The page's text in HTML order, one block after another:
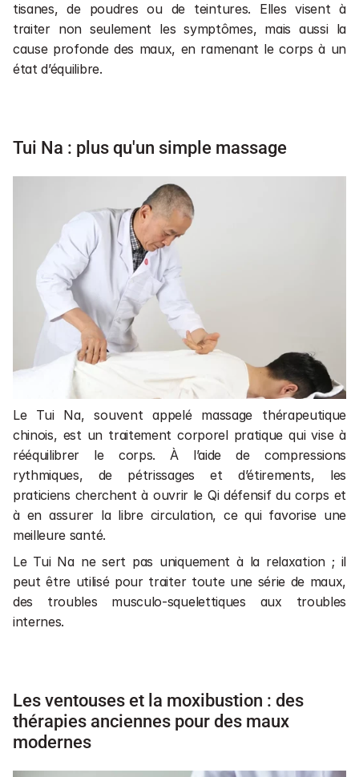
tisanes, de poudres ou de teintures. Elles visent à
traiter non seulement les symptômes, mais aussi la
cause profonde des maux, en ramenant le corps à un
état d’équilibre.
Tui Na : plus qu'un simple massage
Le Tui Na, souvent appelé massage thérapeutique
chinois, est un traitement corporel pratique qui vise à
rééquilibrer le corps. À l’aide de compressions
rythmiques, de pétrissages et d’étirements, les
praticiens cherchent à ouvrir le Qi défensif du corps et
à en assurer la libre circulation, ce qui favorise une
meilleure santé.
Le Tui Na ne sert pas uniquement à la relaxation ; il
peut être utilisé pour traiter toute une série de maux,
des troubles musculo-squelettiques aux troubles
internes.
Les ventouses et la moxibustion : des
thérapies anciennes pour des maux
modernes